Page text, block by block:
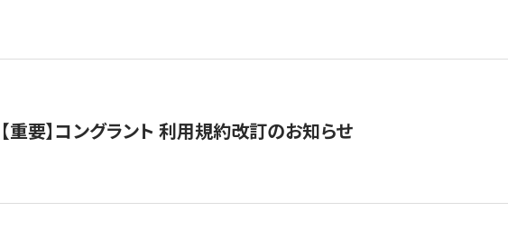
【重要】コングラント 利用規約改訂のお知らせ